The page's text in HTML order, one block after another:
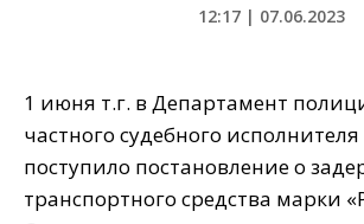
12:17 | 07.06.2023
1 июня т.г. в Департамент
частного судебного
поступило постановление о
транспортного средства марки